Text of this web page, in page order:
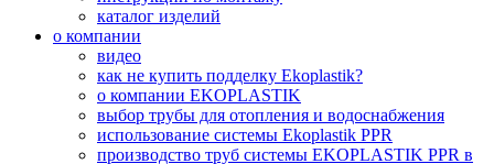
каталог изделий
о компании
видео
как не купить подделку Ekoplastik?
о компании EKOPLASTIK
выбор трубы для отопления и водоснабжения
использование системы Ekoplastik PPR
производство труб системы EKOPLASTIK PPR в